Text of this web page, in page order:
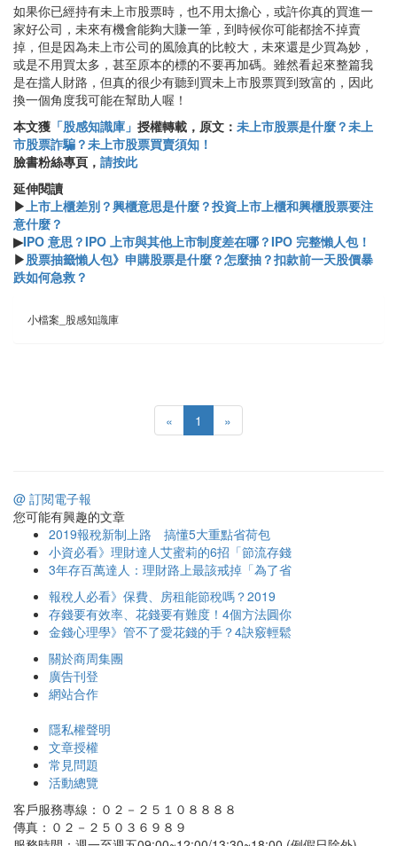
如果你已經持有未上市股票時，也不用太擔心，或許你真的買進一
家好公司，未來有機會能夠大賺一筆，到時候你可能都捨不掉賣
掉，但是因為未上市公司的風險真的比較大，未來還是少買為妙，
或是不用買太多，甚至原本的標的不要再加碼。雖然看起來整篇我
是在擋人財路，但真的很少有聽到買未上市股票買到致富的，因此
換一個角度我可能在幫助人喔！
本文獲 「股感知識庫」 授權轉載，原文： 未上市股票是什麼？未上
市股票詐騙？未上市股票買賣須知！
臉書粉絲專頁， 請按此
​​延伸閱讀
▶ 上市上櫃差別？興櫃意思是什麼？投資上市上櫃和興櫃股票要注
意什麼？
▶IPO 意思？IPO 上市與其他上市制度差在哪？IPO 完整懶人包！
▶股票抽籤懶人包》申購股票是什麼？怎麼抽？扣款前一天股價暴
跌如何急救？
小檔案_股感知識庫
« 1 »
@ 訂閱電子報
您可能有興趣的文章
2019報稅新制上路 搞懂5大重點省荷包
小資必看》理財達人艾蜜莉的6招「節流存錢
3年存百萬達人：理財路上最該戒掉「為了省
報稅人必看》保費、房租能節稅嗎？2019
存錢要有效率、花錢要有難度！4個方法圓你
金錢心理學》管不了愛花錢的手？4訣竅輕鬆
關於商周集團
廣告刊登
網站合作
隱私權聲明
文章授權
常見問題
活動總覽
客戶服務專線：０２－２５１０８８８８
傳真：０２－２５０３６９８９